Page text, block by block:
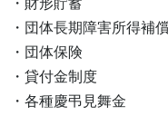
・団体長期障害所得補
・団体保険
・貸付金制度
・各種慶弔見舞金